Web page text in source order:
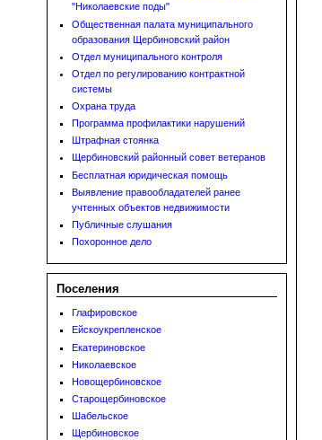
"Николаевские поды"
Общественная палата муниципального
образования Щербиновский район
Отдел муниципального контроля
Отдел по регулированию контрактной
системы
Охрана труда
Программа профилактики нарушений
Штрафная стоянка
Щербиновский районный совет ветеранов
Бесплатная юридическая помощь
Выявление правообладателей ранее
учтенных объектов недвижимости
Публичные слушания
Похоронное дело
Поселения
Глафировское
Ейскоукрепленское
Екатериновское
Николаевское
Новощербиновское
Старощербиновское
Шабельское
Щербиновское